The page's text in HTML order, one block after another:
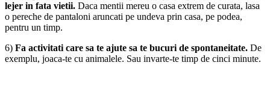
lejer in fata vietii. Daca mentii mereu o casa extrem de curata, lasa
o pereche de pantaloni aruncati pe undeva prin casa, pe podea,
pentru un timp.
6) Fa activitati care sa te ajute sa te bucuri de spontaneitate. De
exemplu, joaca-te cu animalele. Sau invarte-te timp de cinci minute.